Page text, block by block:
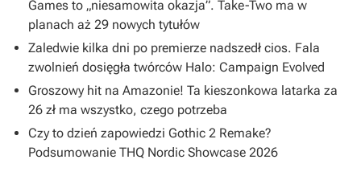
Games to „niesamowita okazja”. Take-Two ma w
planach aż 29 nowych tytułów
Zaledwie kilka dni po premierze nadszedł cios. Fala
zwolnień dosięgła twórców Halo: Campaign Evolved
Groszowy hit na Amazonie! Ta kieszonkowa latarka za
26 zł ma wszystko, czego potrzeba
Czy to dzień zapowiedzi Gothic 2 Remake?
Podsumowanie THQ Nordic Showcase 2026